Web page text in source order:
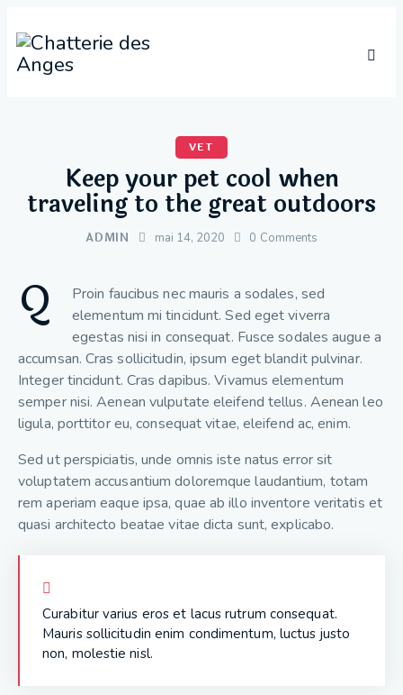
VET
Keep your pet cool when
traveling to the great outdoors
ADMIN mai 14, 2020 0 Comments
Q
Proin faucibus nec mauris a sodales, sed
elementum mi tincidunt. Sed eget viverra
egestas nisi in consequat. Fusce sodales augue a
accumsan. Cras sollicitudin, ipsum eget blandit pulvinar.
Integer tincidunt. Cras dapibus. Vivamus elementum
semper nisi. Aenean vulputate eleifend tellus. Aenean leo
ligula, porttitor eu, consequat vitae, eleifend ac, enim.
Sed ut perspiciatis, unde omnis iste natus error sit
voluptatem accusantium doloremque laudantium, totam
rem aperiam eaque ipsa, quae ab illo inventore veritatis et
quasi architecto beatae vitae dicta sunt, explicabo.
Curabitur varius eros et lacus rutrum consequat.
Mauris sollicitudin enim condimentum, luctus justo
non, molestie nisl.